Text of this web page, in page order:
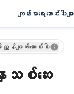
ကျန်းမာရေး ဆောင်းပါးများ
န်ချက်ဆောင်းပါး
စ်ဆေး